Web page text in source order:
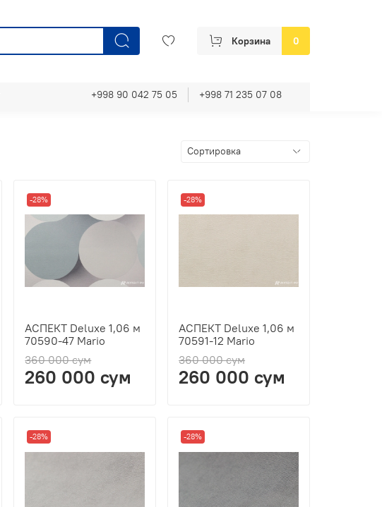
Корзина 0
+998 90 042 75 05 +998 71 235 07 08
-28%
АСПЕКТ Deluxe 1,06 м
70590-47 Mario
360 000 сум
260 000 сум
-28%
АСПЕКТ Deluxe 1,06 м
70591-12 Mario
360 000 сум
260 000 сум
-28% -28%